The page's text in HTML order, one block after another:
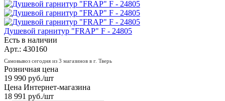
Душевой гарнитур "FRAP" F - 24805
Есть в наличии
Арт.: 430160
Самовывоз сегодня из 3 магазинов в г. Тверь
Розничная цена
19 990 руб./шт
Цена Интернет-магазина
18 991 руб./шт